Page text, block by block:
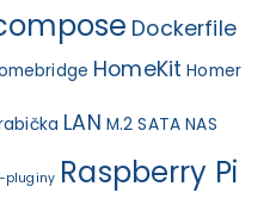
Dockerfile
HomeKit Homer
LAN M.2 SATA NAS
pluginy Raspberry Pi